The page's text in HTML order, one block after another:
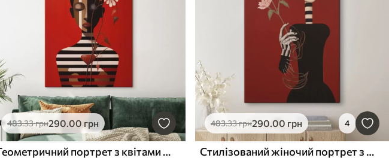
483.33грн290.00 грн
Геометричний портрет з квітами на червоному тлі
483.33грн290.00 грн 4
Стилізований жіночий портрет з квітами